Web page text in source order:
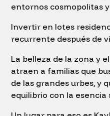
entornos cosmopolitas
Invertir en lotes
recurrente después de
La belleza de la zona y
atraen a familias que
de las grandes urbes, y
equilibrio con la esencia